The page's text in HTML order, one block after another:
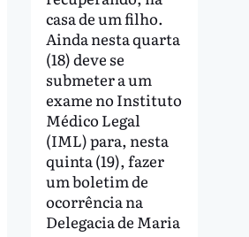
casa de um filho.
Ainda nesta quarta
(18) deve se
submeter a um
exame no Instituto
Médico Legal
(IML) para, nesta
quinta (19), fazer
um boletim de
ocorrência na
Delegacia de Maria